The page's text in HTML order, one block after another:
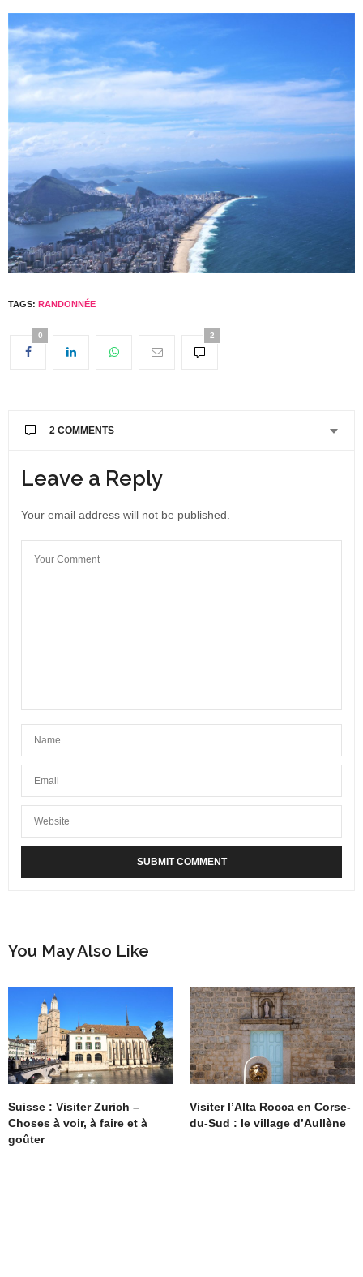
TAGS: RANDONNÉE
0 2
2 COMMENTS
Leave a Reply
Your email address will not be published.
You May Also Like
Suisse : Visiter Zurich –
Choses à voir, à faire et à
goûter
Visiter l’Alta Rocca en Corse-
du-Sud : le village d’Aullène